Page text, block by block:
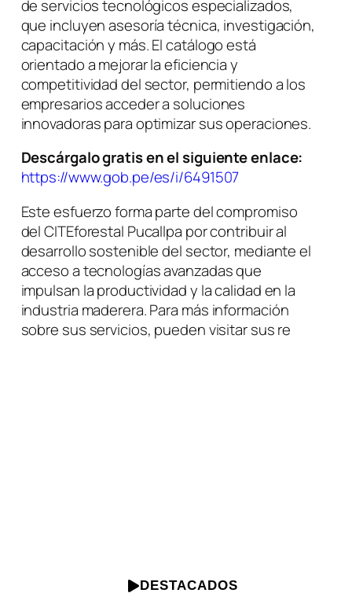
de servicios tecnológicos especializados,
que incluyen asesoría técnica, investigación,
capacitación y más. El catálogo está
orientado a mejorar la eficiencia y
competitividad del sector, permitiendo a los
empresarios acceder a soluciones
innovadoras para optimizar sus operaciones.
Descárgalo gratis en el siguiente enlace:
https://www.gob.pe/es/i/6491507
Este esfuerzo forma parte del compromiso
del CITEforestal Pucallpa por contribuir al
desarrollo sostenible del sector, mediante el
acceso a tecnologías avanzadas que
impulsan la productividad y la calidad en la
industria maderera. Para más información
sobre sus servicios, pueden visitar sus re
DESTACADOS